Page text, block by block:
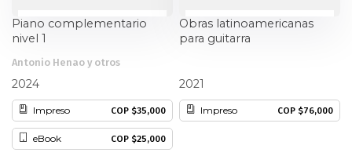
Desarrollo
Diseño
Economía
Piano complementario
nivel 1
Antonio Henao y otros
2024
Impreso COP $35,000
eBook COP $25,000
Obras latinoamericanas
para guitarra
2021
Impreso COP $76,000